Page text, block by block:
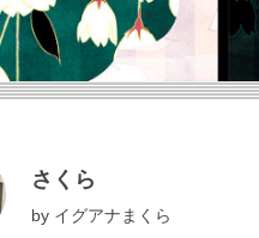
さくら
by イグアナまくら